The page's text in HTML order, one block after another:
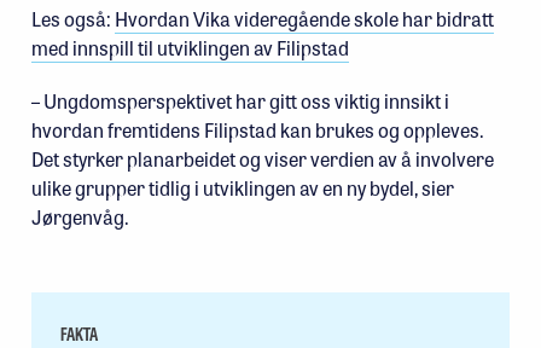
Les også: Hvordan Vika videregående skole har bidratt
med innspill til utviklingen av Filipstad
– Ungdomsperspektivet har gitt oss viktig innsikt i
hvordan fremtidens Filipstad kan brukes og oppleves.
Det styrker planarbeidet og viser verdien av å involvere
ulike grupper tidlig i utviklingen av en ny bydel, sier
Jørgenvåg.
FAKTA